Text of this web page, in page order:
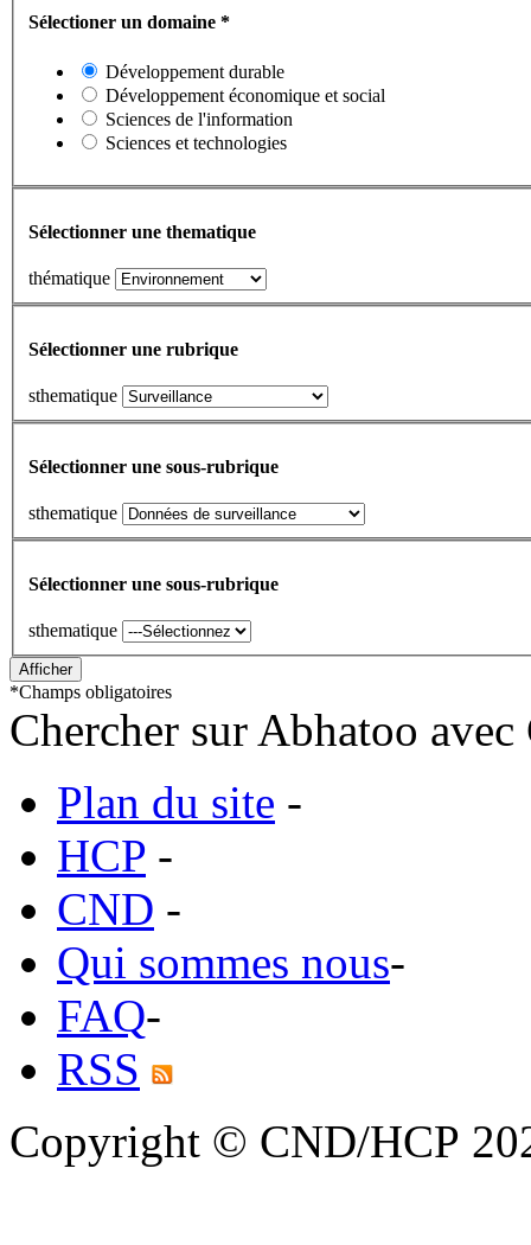
Sélectioner un domaine *
Développement durable
Développement économique et social
Sciences de l'information
Sciences et technologies
Sélectionner une thematique
thématique
Sélectionner une rubrique
sthematique
Sélectionner une sous-rubrique
sthematique
Sélectionner une sous-rubrique
sthematique
*Champs obligatoires
Chercher sur Abhatoo
Plan du site -
HCP -
CND -
Qui sommes nous-
FAQ-
RSS
Copyright © CND/HCP